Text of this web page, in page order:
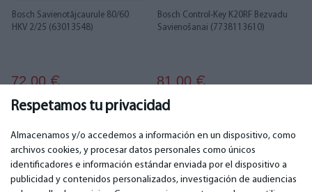
Respetamos tu privacidad
Almacenamos y/o accedemos a información en un dispositivo, como
archivos cookies, y procesar datos personales como únicos
identificadores e información estándar enviada por el dispositivo a
publicidad y contenidos personalizados, investigación de audiencias
Bosch Savienotājcaurule 80/60
HKV 2/25 (63013548)
72.00€
Bosch Control-Key K20RF Bezvadu
Savienošanai (7738113610)
81.00€
IMPORTANTE CONTACTOS